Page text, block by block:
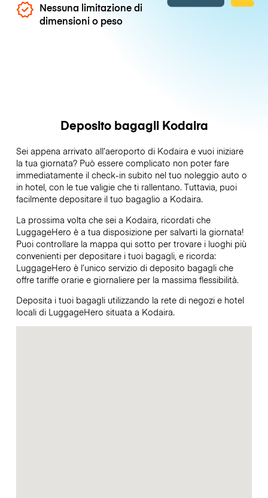
Nessuna limitazione di
dimensioni o peso
Deposito bagagli Kodaira
Sei appena arrivato all’aeroporto di Kodaira e vuoi iniziare
la tua giornata? Può essere complicato non poter fare
immediatamente il check-in subito nel tuo noleggio auto o
in hotel, con le tue valigie che ti rallentano. Tuttavia, puoi
facilmente depositare il tuo bagaglio a Kodaira.
La prossima volta che sei a Kodaira, ricordati che
LuggageHero è a tua disposizione per salvarti la giornata!
Puoi controllare la mappa qui sotto per trovare i luoghi più
convenienti per depositare i tuoi bagagli, e ricorda:
LuggageHero è l’unico servizio di deposito bagagli che
offre tariffe orarie e giornaliere per la massima flessibilità.
Deposita i tuoi bagagli utilizzando la rete di negozi e hotel
locali di LuggageHero situata a Kodaira.